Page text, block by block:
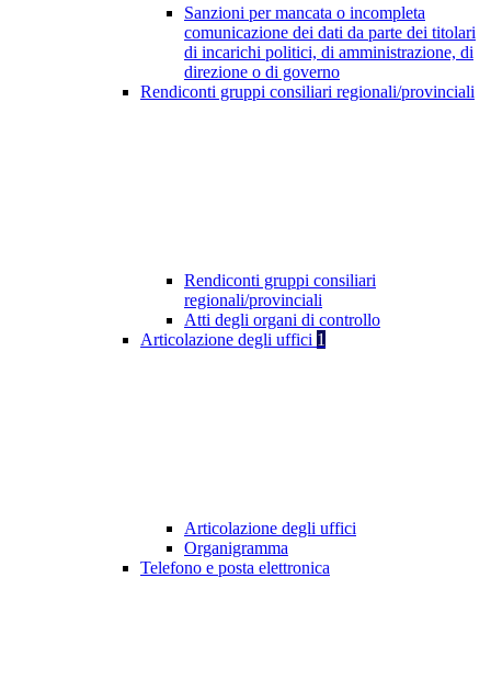
Sanzioni per mancata o incompleta
comunicazione dei dati da parte dei titolari
di incarichi politici, di amministrazione, di
direzione o di governo
Rendiconti gruppi consiliari regionali/provinciali
Rendiconti gruppi consiliari
regionali/provinciali
Atti degli organi di controllo
Articolazione degli uffici 1
Articolazione degli uffici
Organigramma
Telefono e posta elettronica